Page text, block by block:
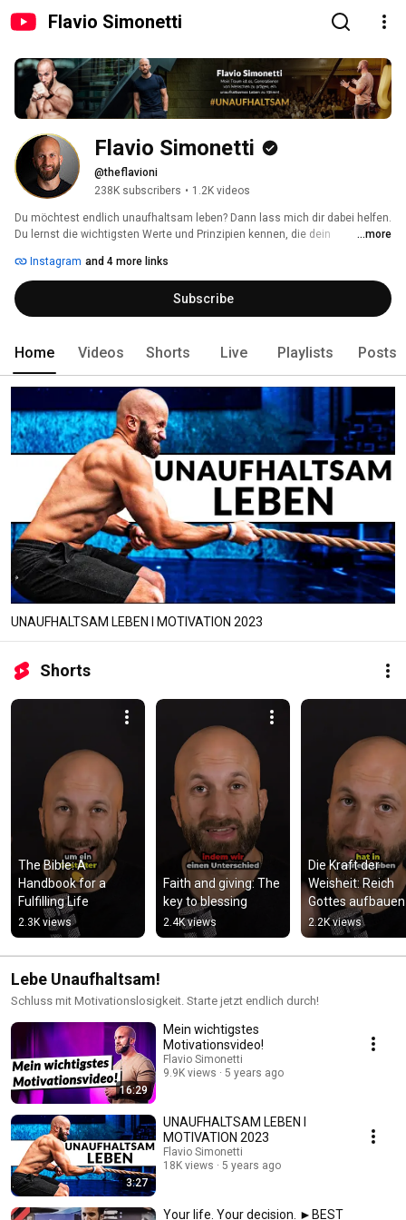
Flavio Simonetti
Flavio Simonetti
@theflavioni
238K subscribers • 1.2K videos
Du möchtest endlich unaufhaltsam leben? Dann lass mich dir dabei helfen.
Du lernst die wichtigsten Werte und Prinzipien kennen, die dein
anzugehen.
...more
Instagram and 4 more links
Subscribe
Home Videos Shorts Live Playlists Posts
UNAUFHALTSAM LEBEN I MOTIVATION 2023
Shorts
The Bible: A
Handbook for a
Fulfilling Life
2.3K views
Faith and giving: The
key to blessing
2.4K views
Die Kraft der
Weisheit: Reich
Gottes aufbauen
2.2K views
Lebe Unaufhaltsam!
Schluss mit Motivationslosigkeit. Starte jetzt endlich durch!
16:29
Mein wichtigstes
Motivationsvideo!
Flavio Simonetti
9.9K views
5 years ago
3:27
UNAUFHALTSAM LEBEN I
MOTIVATION 2023
Flavio Simonetti
18K views
5 years ago
Your life. Your decision. ►BEST